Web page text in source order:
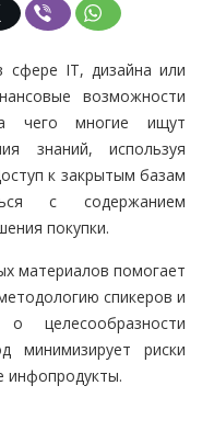
сфере IT, дизайна или
возможности
чего многие ищут
знаний, используя
к закрытым базам
с содержанием
покупки.
материалов помогает
спикеров и
целесообразности
минимизирует риски
инфопродукты.